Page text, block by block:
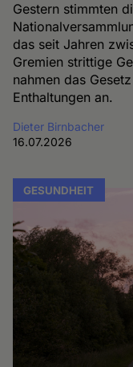
Gestern stimmten
das seit Jahren
Gremien strittige
nahmen das
Enthaltungen an.
Dieter Birnbacher
16.07.2026
GESUNDHEIT